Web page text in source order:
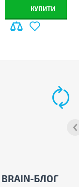
КУПИТИ
BRAIN-БЛОГ